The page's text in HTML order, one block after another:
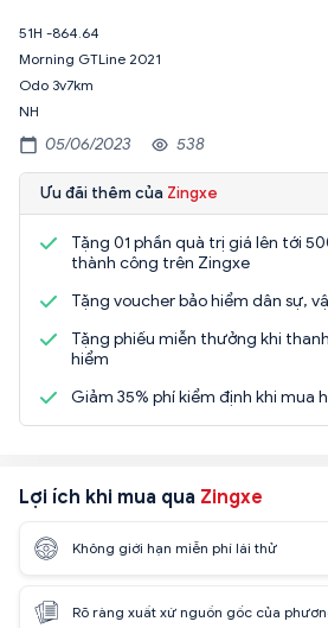
51H -864.64
Morning GTLine 2021
Odo 3v7km
NH
05/06/2023 538
Ưu đãi thêm của Zingxe
Tặng 01 phần quà trị giá lên tới
thành công trên Zingxe
Tặng voucher bảo hiểm dân sự,
Tặng phiếu miễn thưởng khi
hiểm
Giảm 35% phí kiểm định khi mua
Lợi ích khi mua qua Zingxe
Không giới hạn miễn phí lái thử
Rõ ràng xuất xứ nguồn gốc của